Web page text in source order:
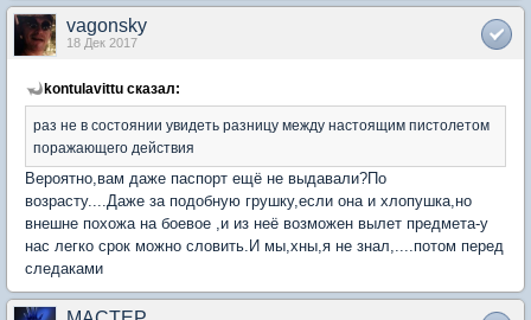
vagonsky
18 Дек 2017
kontulavittu сказал:
раз не в состоянии увидеть разницу между настоящим пистолетом
поражающего действия
Вероятно,вам даже паспорт ещё не выдавали?По
возрасту....Даже за подобную грушку,если она и хлопушка,но
внешне похожа на боевое ,и из неё возможен вылет предмета-у
нас легко срок можно словить.И мы,хны,я не знал,....потом перед
следаками